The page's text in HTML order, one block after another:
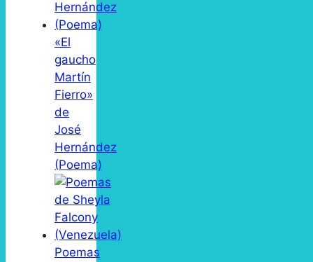
«El
gaucho
Martín
Fierro»
de
José
Hernández
(Poema)
Poemas